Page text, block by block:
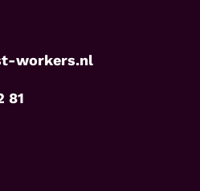
workers.nl
81